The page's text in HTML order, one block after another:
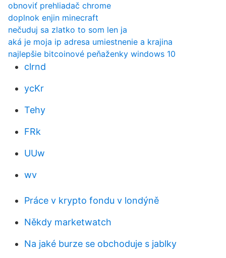
obnoviť prehliadač chrome
doplnok enjin minecraft
nečuduj sa zlatko to som len ja
aká je moja ip adresa umiestnenie a krajina
najlepšie bitcoinové peňaženky windows 10
clrnd
ycKr
Tehy
FRk
UUw
wv
Práce v krypto fondu v londýně
Někdy marketwatch
Na jaké burze se obchoduje s jablky